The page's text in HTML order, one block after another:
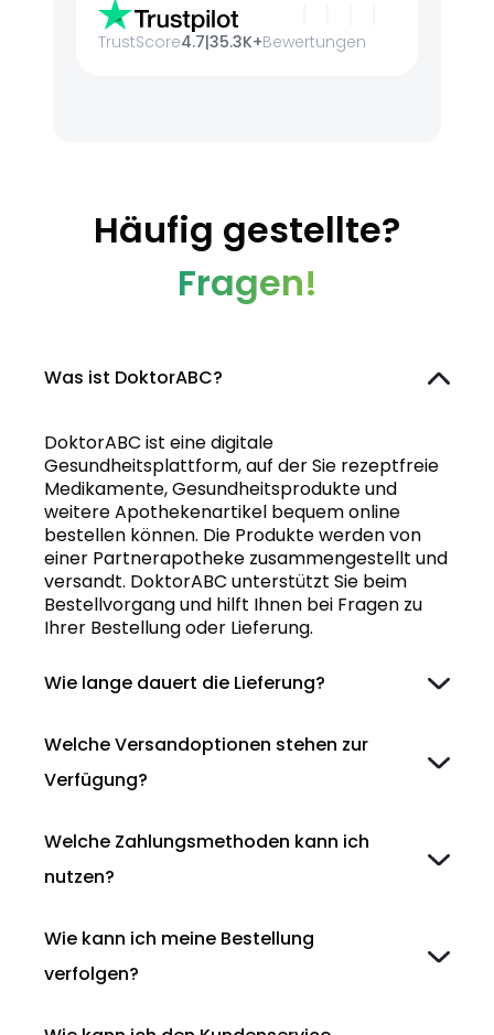
TrustScore4.7|35.3K+Bewertungen
Häufig gestellte?
Fragen!
Was ist DoktorABC?
DoktorABC ist eine digitale
Gesundheitsplattform, auf der Sie rezeptfreie
Medikamente, Gesundheitsprodukte und
weitere Apothekenartikel bequem online
bestellen können. Die Produkte werden von
einer Partnerapotheke zusammengestellt und
versandt. DoktorABC unterstützt Sie beim
Bestellvorgang und hilft Ihnen bei Fragen zu
Ihrer Bestellung oder Lieferung.
Wie lange dauert die Lieferung?
Welche Versandoptionen stehen zur
Verfügung?
Welche Zahlungsmethoden kann ich
nutzen?
Wie kann ich meine Bestellung
verfolgen?